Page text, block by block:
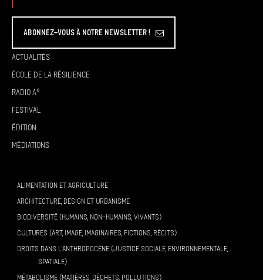
Abonnez-vous à Notre Newsletter !
Actualités
École de la résilience
Radio A°
Festival
Édition
Médiations
ALIMENTATION ET AGRICULTURE
ARCHITECTURE, DESIGN ET URBANISME
BIODIVERSITÉ (HUMAINS, NON-HUMAINS, VIVANTS)
CULTURES (ART, IMAGE, IMAGINAIRES, FICTIONS, RÉCITS)
DROITS DANS L’ANTHROPOCÈNE (JUSTICE SOCIALE, ENVIRONNEMENTALE,
SPATIALE)
MÉTABOLISME (MATIÈRES, DÉCHETS, POLLUTIONS)